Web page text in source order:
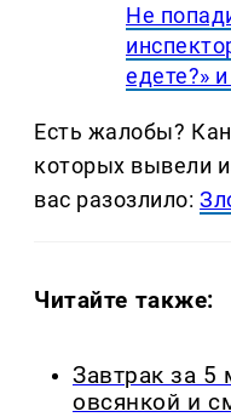
Не
едете?»
Есть жалобы?
которых вывели
вас разозлило:
Читайте также:
Завтрак за 5
овсянкой и